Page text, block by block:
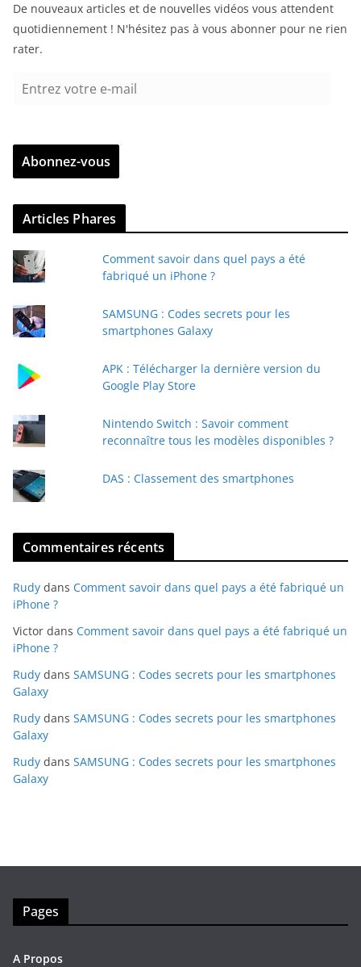
De nouveaux articles et de nouvelles vidéos vous attendent
quotidiennement ! N'hésitez pas à vous abonner pour ne rien
rater.
r
z
v
r
e
e
a
Abonnez-vous
Articles Phares
Comment savoir dans quel pays a été
fabriqué un iPhone ?
SAMSUNG : Codes secrets pour les
smartphones Galaxy
APK : Télécharger la dernière version du
Google Play Store
Nintendo Switch : Savoir comment
reconnaître tous les modèles disponibles ?
DAS : Classement des smartphones
Commentaires récents
Rudy dans Comment savoir dans quel pays a été fabriqué un
iPhone ?
Victor dans Comment savoir dans quel pays a été fabriqué un
iPhone ?
Rudy dans SAMSUNG : Codes secrets pour les smartphones
Galaxy
Rudy dans SAMSUNG : Codes secrets pour les smartphones
Galaxy
Rudy dans SAMSUNG : Codes secrets pour les smartphones
Galaxy
Pages
A Propos